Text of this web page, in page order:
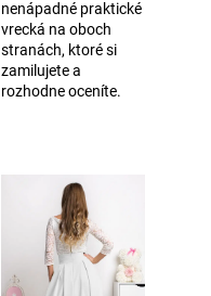
nenápadné praktické
vrecká na oboch
stranách, ktoré si
zamilujete a
rozhodne oceníte.